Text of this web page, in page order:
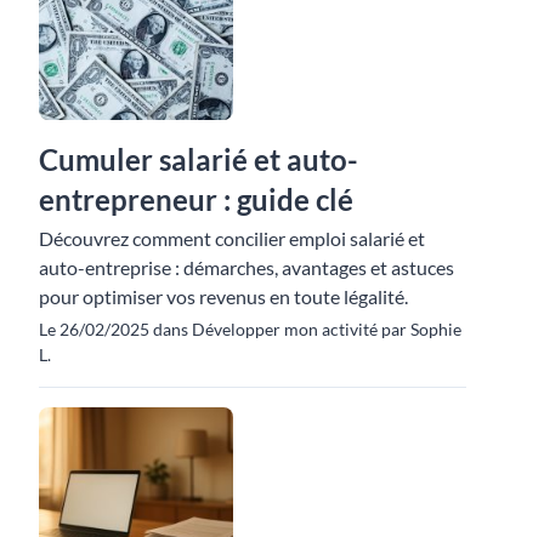
Cumuler salarié et auto-
entrepreneur : guide clé
Découvrez comment concilier emploi salarié et
auto-entreprise : démarches, avantages et astuces
pour optimiser vos revenus en toute légalité.
Le 26/02/2025 dans Développer mon activité par Sophie
L.